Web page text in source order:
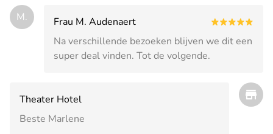
M.
Frau M. Audenaert
Na verschillende bezoeken blijven we dit een
super deal vinden. Tot de volgende.
Theater Hotel
Beste Marlene